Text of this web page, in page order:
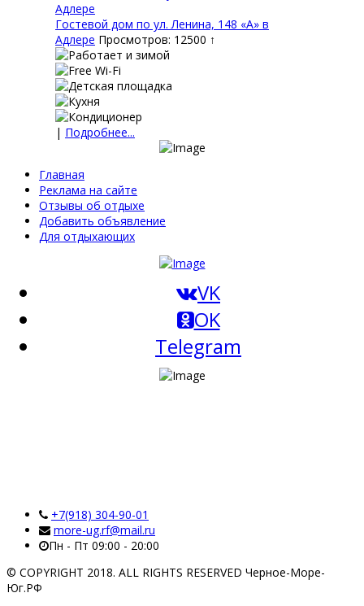
Гостевой дом по ул. Ленина, 148 «А» в
Адлере Просмотров: 12500 ↑
| Подробнее...
Главная
Реклама на сайте
Отзывы об отдыхе
Добавить объявление
Для отдыхающих
VK
OK
Telegram
+7(918) 304-90-01
more-ug.rf@mail.ru
Пн - Пт 09:00 - 20:00
© COPYRIGHT 2018. ALL RIGHTS RESERVED Черное-Море-
Юг.РФ